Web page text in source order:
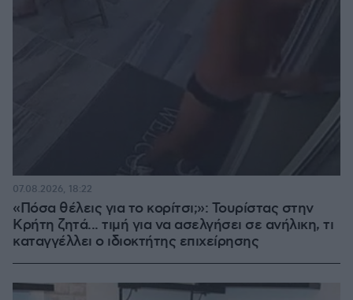
«Πόσα θέλεις για το κορίτσι;»: Τουρίστας στην
Κρήτη ζητά... τιμή για να ασελγήσει σε ανήλικη, τι
καταγγέλλει ο ιδιοκτήτης επιχείρησης
07.08.2026, 18:22